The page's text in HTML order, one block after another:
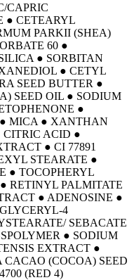
CAPRIC
● CETEARYL
PARKII (SHEA)
60 ●
● SORBITAN
● CETYL
SEED BUTTER ●
SEED OIL ● SODIUM
●
● MICA ● XANTHAN
CITRIC ACID ●
● CI 77891
STEARATE ●
● TOCOPHERYL
RETINYL PALMITATE
● ADENOSINE ●
4
SEBACATE
● SODIUM
EXTRACT ●
(COCOA) SEED
(RED 4)